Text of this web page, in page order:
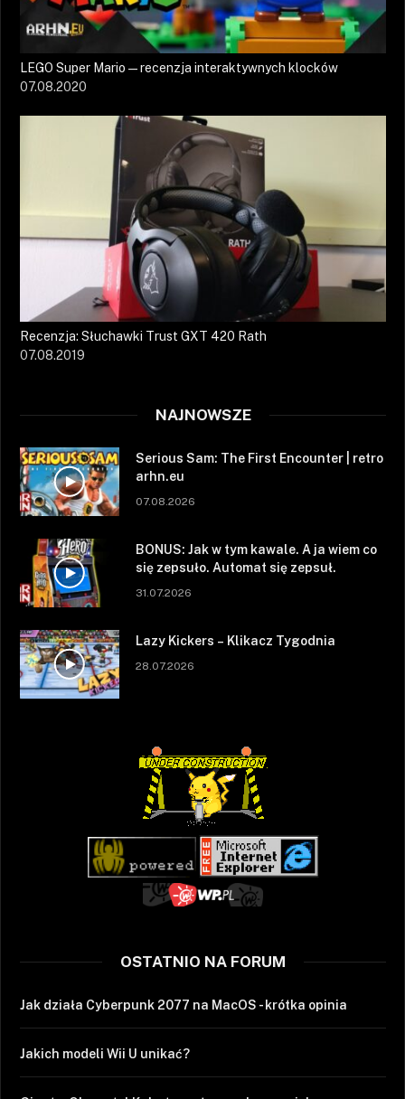
LEGO Super Mario — recenzja interaktywnych klocków
07.08.2020
Recenzja: Słuchawki Trust GXT 420 Rath
07.08.2019
NAJNOWSZE
Serious Sam: The First Encounter | retro
arhn.eu
07.08.2026
BONUS: Jak w tym kawale. A ja wiem co
się zepsuło. Automat się zepsuł.
31.07.2026
Lazy Kickers – Klikacz Tygodnia
28.07.2026
OSTATNIO NA FORUM
Jak działa Cyberpunk 2077 na MacOS - krótka opinia
Jakich modeli Wii U unikać?